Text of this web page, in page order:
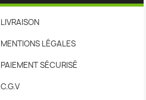
LIVRAISON
MENTIONS LÉGALES
PAIEMENT SÉCURISÉ
C.G.V